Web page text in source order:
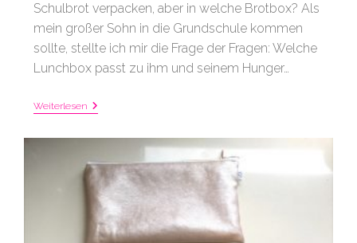
Schulbrot verpacken, aber in welche Brotbox? Als
mein großer Sohn in die Grundschule kommen
sollte, stellte ich mir die Frage der Fragen: Welche
Lunchbox passt zu ihm und seinem Hunger…
Weiterlesen Welche
Grundschulkinder?